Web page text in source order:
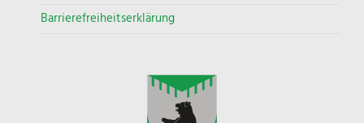
Barrierefreiheitserklärung